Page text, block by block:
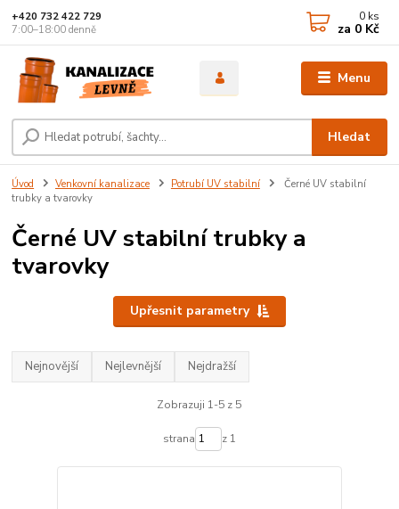
Menu
Hledat
+420 732 422 729
7:00–18:00 denně
0 ks
za 0 Kč
Úvod Venkovní kanalizace Potrubí UV stabilní
Černé UV stabilní
trubky a tvarovky
Černé UV stabilní trubky a
tvarovky
Upřesnit parametry
Nejnovější Nejlevnější Nejdražší
Zobrazuji 1-5 z 5
strana z 1